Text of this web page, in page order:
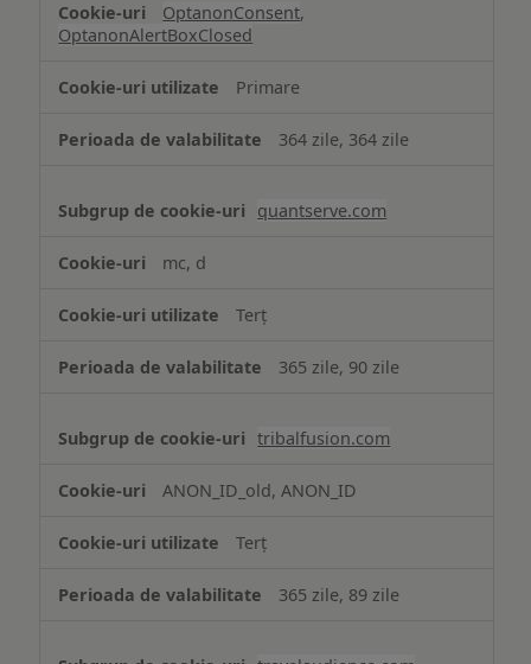
OptanonConsent,
OptanonAlertBoxClosed
Primare
364 zile, 364 zile
quantserve.com
mc, d
Terț
365 zile, 90 zile
tribalfusion.com
ANON_ID_old, ANON_ID
Terț
365 zile, 89 zile